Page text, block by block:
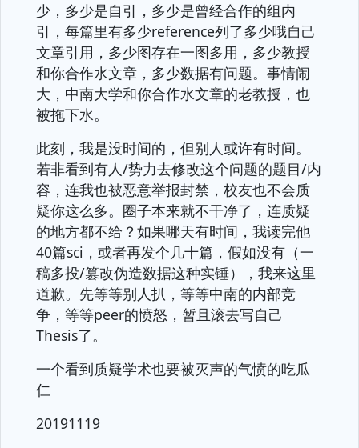
少，多少是自引，多少是曾经合作的组内
引，每篇里有多少reference列了多少哦自己
文章引用，多少图存在一图多用，多少教授
和你合作水文章，多少数据有问题。事情闹
大，中南大学和你合作水文章的老教授，也
被拖下水。
此刻，我是没时间的，但别人或许有时间。
若非看到有人/势力去修改这个问题的题目/内
容，连我也被恶意举报封禁，校友也不会质
疑你这么多。圈子本来就不干净了，连质疑
的地方都不给？如果哪天有时间，我读完他
40篇sci，或者再发个几十篇，假如没有（一
稿多投/篡改伪造数据这种实锤），我来这里
道歉。先等等别人扒，等等中南的内部竞
争，等等peer的愤怒，暂且滚去写自己
Thesis了。
一个看到质疑学术也要被灭声的气愤的吃瓜
仁
20191119